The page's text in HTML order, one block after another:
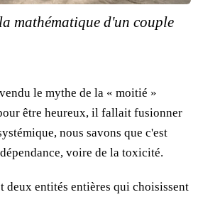
la mathématique d'un couple
le mythe de la « moitié »
être heureux, il fallait fusionner
nous savons que c'est
, voire de la toxicité.
deux entités entières qui choisissent